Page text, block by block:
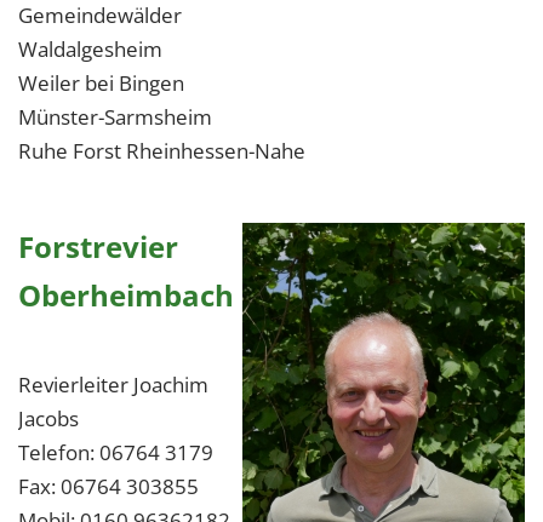
Gemeindewälder
Waldalgesheim
Weiler bei Bingen
Münster-Sarmsheim
Ruhe Forst Rheinhessen-Nahe
Forstrevier
Oberheimbach
Revierleiter Joachim
Jacobs
Telefon: 06764 3179
Fax: 06764 303855